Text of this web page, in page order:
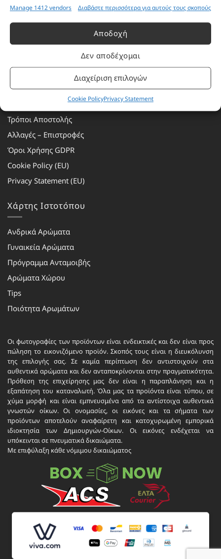
Manage 1412 vendors Διαβάστε περισσότερα για αυτούς τους σκοπούς
Αποδοχή
Δεν αποδέχομαι
Διαχείριση επιλογών
Cookie PolicyPrivacy Statement
Πρόγραμμα Ανταμοιβής
Επικοινωνία
Τρόποι Πληρωμής
Τρόποι Αποστολής
Αλλαγές – Επιστροφές
Όροι Χρήσης GDPR
Cookie Policy (EU)
Privacy Statement (EU)
Χάρτης Ιστοτόπου
Ανδρικά Αρώματα
Γυναικεία Αρώματα
Πρόγραμμα Ανταμοιβής
Αρώματα Χώρου
Tips
Ποιότητα Αρωμάτων
Οι φωτογραφίες των προϊόντων είναι ενδεικτικές και δεν είναι προς
πώληση το εικονιζόμενο προϊόν. Σκοπός τους είναι η διευκόλυνση
της επιλογής σας. Σε καμία περίπτωση δεν αντιστοιχούν στα
αυθεντικά αρώματα και δεν ανταποκρίνονται στην πραγματικότητα.
Πρόθεση της επιχείρησης μας δεν είναι η παραπλάνηση και η
εξαπάτηση του καταναλωτή. Όλα μας τα προϊόντα είναι τύπου, σε
χύμα μορφή και είναι εμπνευσμένα από τα αντίστοιχα αυθεντικά
γνωστών οίκων. Οι ονομασίες, οι εικόνες και τα σήματα των
προϊόντων αποτελούν αναφαίρετη και κατοχυρωμένη εμπορικά
ιδιοκτησία των Δημιουργών-Οίκων. Οι εικόνες ενδέχεται να
υπόκεινται σε πνευματικά δικαιώματα.
Με επιφύλαξη κάθε νόμιμου δικαιώματος